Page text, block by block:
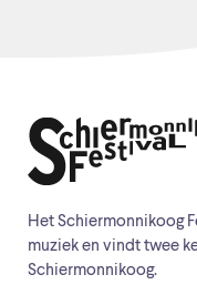
Het Schiermonnikoog
muziek en vindt twee
Schiermonnikoog.